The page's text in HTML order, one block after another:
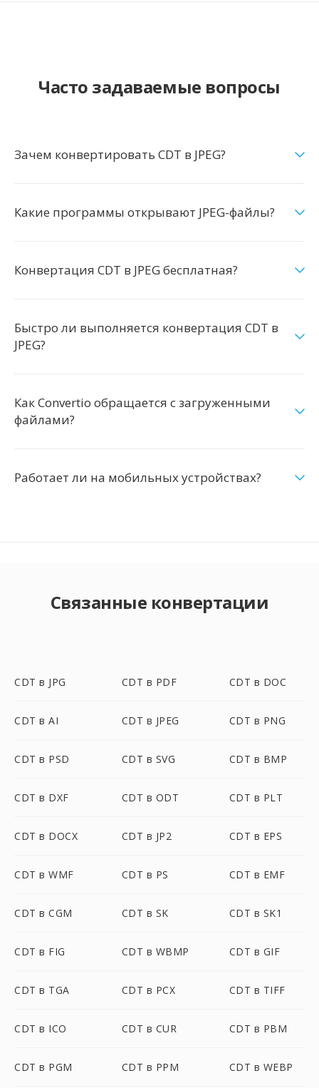
Часто задаваемые вопросы
Зачем конвертировать CDT в JPEG?
Какие программы открывают JPEG-файлы?
Конвертация CDT в JPEG бесплатная?
Быстро ли выполняется конвертация CDT в
JPEG?
Как Convertio обращается с загруженными
файлами?
Работает ли на мобильных устройствах?
Связанные конвертации
CDT в JPG CDT в PDF CDT в DOC
CDT в AI CDT в JPEG CDT в PNG
CDT в PSD CDT в SVG CDT в BMP
CDT в DXF CDT в ODT CDT в PLT
CDT в DOCX CDT в JP2 CDT в EPS
CDT в WMF CDT в PS CDT в EMF
CDT в CGM CDT в SK CDT в SK1
CDT в FIG CDT в WBMP CDT в GIF
CDT в TGA CDT в PCX CDT в TIFF
CDT в ICO CDT в CUR CDT в PBM
CDT в PGM CDT в PPM CDT в WEBP